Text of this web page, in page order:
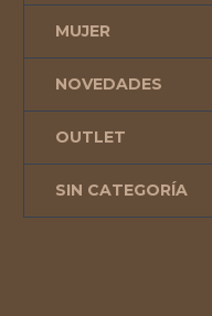
MUJER
NOVEDADES
OUTLET
SIN CATEGORÍA